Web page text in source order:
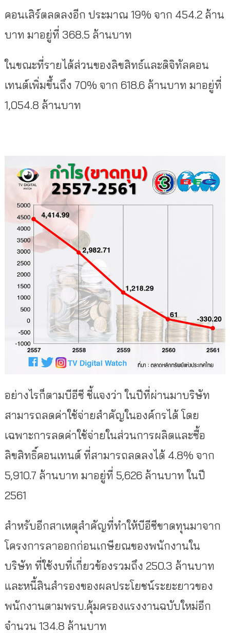
คอนเสิร์ตลดลงอีก ประมาณ 19% จาก 454.2 ล้าน
บาท มาอยู่ที่ 368.5 ล้านบาท
ในขณะที่รายได้ส่วนของลิขสิทธ์และดิจิทัลคอน
เทนต์เพิ่มขึ้นถึง 70% จาก 618.6 ล้านบาท มาอยู่ที่
1,054.8 ล้านบาท
อย่างไรก็ตามบีอีซี ชี้แจงว่า ในปีที่ผ่านมาบริษัท
สามารถลดค่าใช้จ่ายสำคัญในองค์กรได้ โดย
เฉพาะการลดค่าใช้จ่ายในส่วนการผลิตและซื้อ
ลิขสิทธิ์คอนเทนต์ ที่สามารถลดลงได้ 4.8% จาก
5,910.7 ล้านบาท มาอยู่ที่ 5,626 ล้านบาท ในปี
2561
สำหรับอีกสาเหตุสำคัญที่ทำให้บีอีซีขาดทุนมาจาก
โครงการลาออกก่อนเกษียณของพนักงานใน
บริษัท ที่ใช้งบที่เกี่ยวข้องรวมถึง 250.3 ล้านบาท
และหนี้สินสำรองของผลประโยชน์ระยะยาวของ
พนักงานตามพรบ.คุ้มครองแรงงานฉบับใหม่อีก
จำนวน 134.8 ล้านบาท